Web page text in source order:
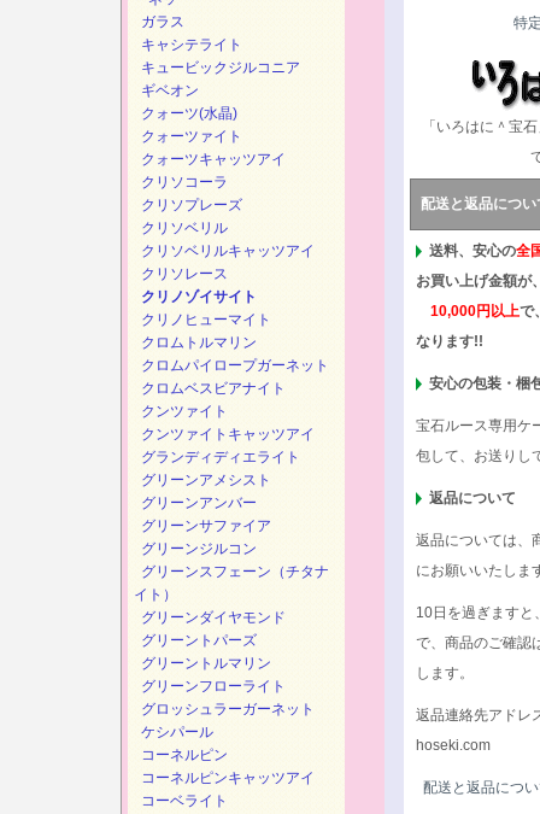
特
「いろはに＾宝
配送と返品につい
送料、安心の全
お買い上げ金額が
10,000円以上で
なります!!
安心の包装・梱
宝石ルース専用ケ
包して、お送りし
返品について
返品については、
にお願いいたしま
10日を過ぎますと
で、商品のご確認
します。
返品連絡先アドレ
hoseki.com
配送と返品につ
ガラス
キャシテライト
キュービックジルコニア
ギベオン
クォーツ(水晶)
クォーツァイト
クォーツキャッツアイ
クリソコーラ
クリソプレーズ
クリソベリル
クリソベリルキャッツアイ
クリソレース
クリノゾイサイト
クリノヒューマイト
クロムトルマリン
クロムパイロープガーネット
クロムベスビアナイト
クンツァイト
クンツァイトキャッツアイ
グランディディエライト
グリーンアメシスト
グリーンアンバー
グリーンサファイア
グリーンジルコン
グリーンスフェーン（チタナ
イト）
グリーンダイヤモンド
グリーントパーズ
グリーントルマリン
グリーンフローライト
グロッシュラーガーネット
ケシパール
コーネルピン
コーネルピンキャッツアイ
コーベライト